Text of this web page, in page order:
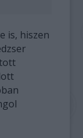
is, hiszen